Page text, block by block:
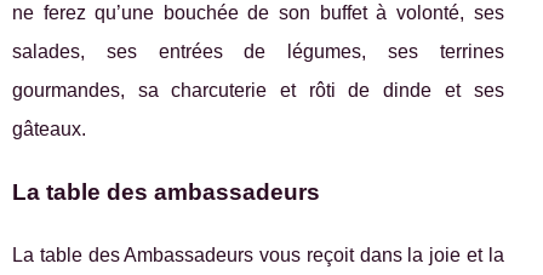
ne ferez qu’une bouchée de son buffet à volonté, ses
salades, ses entrées de légumes, ses terrines
gourmandes, sa charcuterie et rôti de dinde et ses
gâteaux.
La table des ambassadeurs
La table des Ambassadeurs vous reçoit dans la joie et la